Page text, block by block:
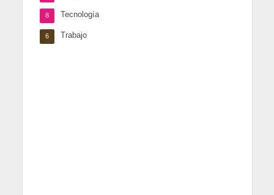
Tecnología
8
Trabajo
6